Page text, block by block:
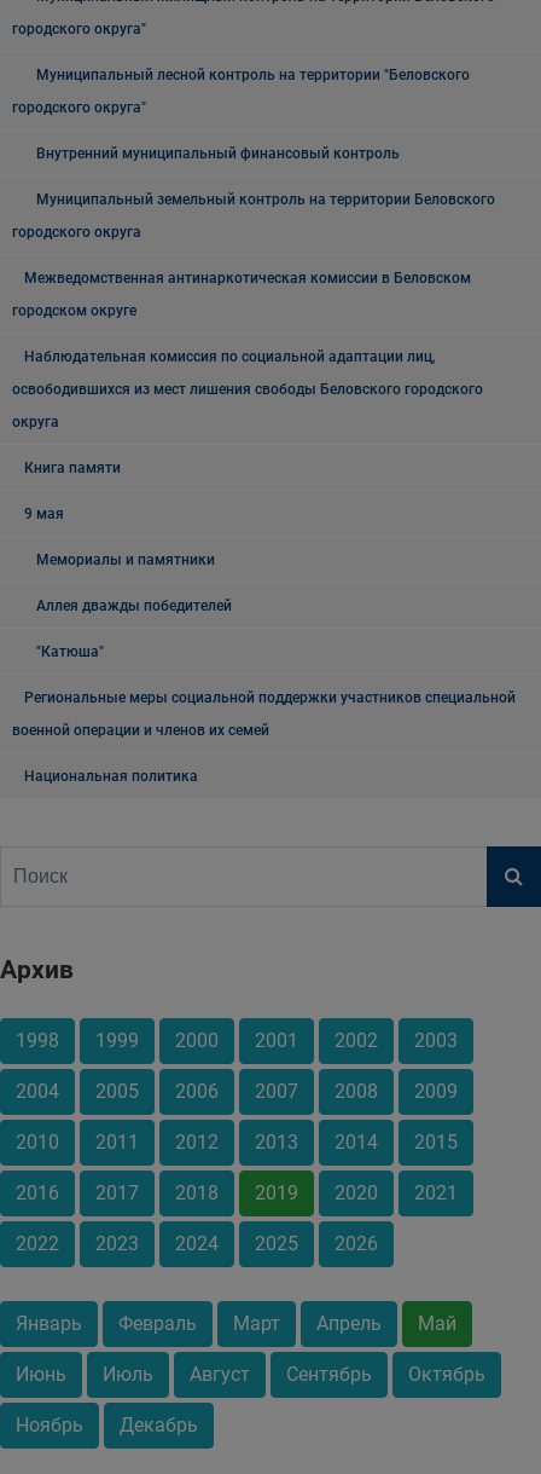
городского округа"
Муниципальный лесной контроль на территории "Беловского
городского округа"
Внутренний муниципальный финансовый контроль
Муниципальный земельный контроль на территории Беловского
городского округа
Межведомственная антинаркотическая комиссии в Беловском
городском округе
Наблюдательная комиссия по социальной адаптации лиц,
освободившихся из мест лишения свободы Беловского городского
округа
Книга памяти
9 мая
Мемориалы и памятники
Аллея дважды победителей
"Катюша"
Региональные меры социальной поддержки участников специальной
военной операции и членов их семей
Национальная политика
Архив
1998 1999 2000 2001 2002 2003
2004 2005 2006 2007 2008 2009
2010 2011 2012 2013 2014 2015
2016 2017 2018 2019 2020 2021
2022 2023 2024 2025 2026
Январь Февраль Март Апрель Май
Июнь Июль Август Сентябрь Октябрь
Ноябрь Декабрь